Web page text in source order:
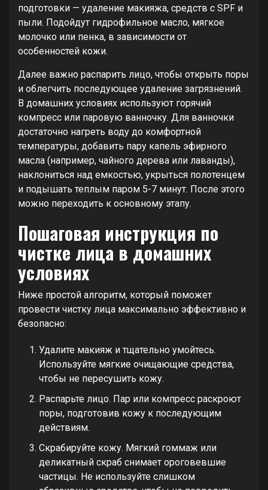
подготовки — удаление макияжа, средств с SPF и
пыли. Подойдут гидрофильное масло, мягкое
молочко или пенка, в зависимости от
особенностей кожи.
Далее важно распарить лицо, чтобы открыть поры
и облегчить последующее удаление загрязнений.
В домашних условиях используют горячий
компресс или паровую ванночку. Для ванночки
достаточно нагреть воду до комфортной
температуры, добавить пару капель эфирного
масла (например, чайного дерева или лаванды),
наклониться над емкостью, укрыться полотенцем
и подышать теплым паром 5-7 минут. После этого
можно переходить к основному этапу.
Пошаговая инструкция по
чистке лица в домашних
условиях
Ниже простой алгоритм, который поможет
провести чистку лица максимально эффективно и
безопасно:
Удалите макияж и тщательно умойтесь.
Используйте мягкие очищающие средства,
чтобы не пересушить кожу.
Распарьте лицо. Пар или компресс раскроют
поры, подготовив кожу к последующим
действиям.
Скрабируйте кожу. Мягкий гоммаж или
деликатный скраб снимает ороговевшие
частицы. Не используйте слишком